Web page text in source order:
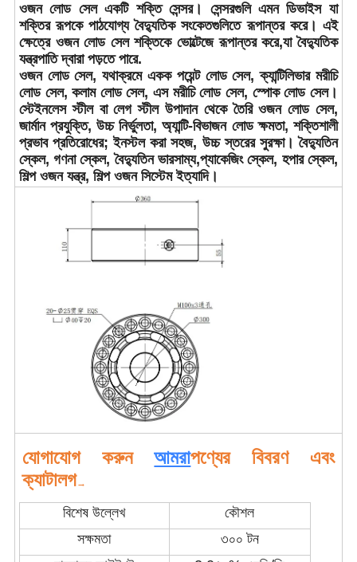
ওজন লোড সেল একটি শক্তি সেন্সর। সেন্সরগুলি এমন ডিভাইস যা
শক্তির রূপকে পাঠযোগ্য বৈদ্যুতিক সংকেতগুলিতে রূপান্তর করে। এই
ক্ষেত্রে ওজন লোড সেল শক্তিকে ভোল্টেজে রূপান্তর করে,যা বৈদ্যুতিক
যন্ত্রপাতি দ্বারা পড়তে পারে.
ওজন লোড সেল, যথাক্রমে একক পয়েন্ট লোড সেল, ক্যান্টিলিভার মরীচি
লোড সেল, কলাম লোড সেল, এস মরীচি লোড সেল, স্পোক লোড সেল।
স্টেইনলেস স্টীল বা লেগ স্টীল উপাদান থেকে তৈরি ওজন লোড সেল,
জার্মান প্রযুক্তি, উচ্চ নির্ভুলতা, অ্যান্টি-বিভাজন লোড ক্ষমতা, শক্তিশালী
প্রভাব প্রতিরোধের; ইনস্টল করা সহজ, উচ্চ স্তরের সুরক্ষা। বৈদ্যুতিন
স্কেল, গণনা স্কেল, বৈদ্যুতিন ভারসাম্য,প্যাকেজিং স্কেল, হপার স্কেল,
শিল্প ওজন যন্ত্র, শিল্প ওজন সিস্টেম ইত্যাদি।
যোগাযোগ করুন আমরাপণ্যের বিবরণ এবং
ক্যাটালগ→
বিশেষ উল্লেখ
কৌশল
সক্ষমতা
৩০০ টন